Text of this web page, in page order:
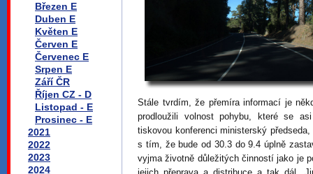
Březen E
Duben E
Květen E
Červen E
Červenec E
Srpen E
Září ČR
Říjen CZ - D
Listopad - E
Prosinec - E
2021
2022
2023
2024
Stále tvrdím, že přemíra informací je
prodloužili volnost pohybu, které se
tiskovou konferenci ministerský
s tím, že bude od 30.3 do 9.4 úplně
vyjma životně důležitých činností jako je